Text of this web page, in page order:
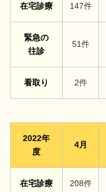
在宅診療 147件
緊急の
往診
51件
看取り 2件
2022年
度
4月
在宅診療 208件